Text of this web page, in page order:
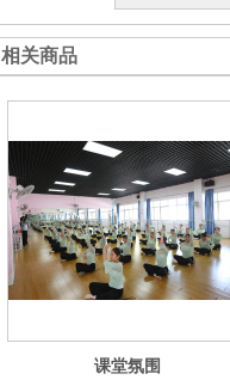
相关商品
课堂氛围